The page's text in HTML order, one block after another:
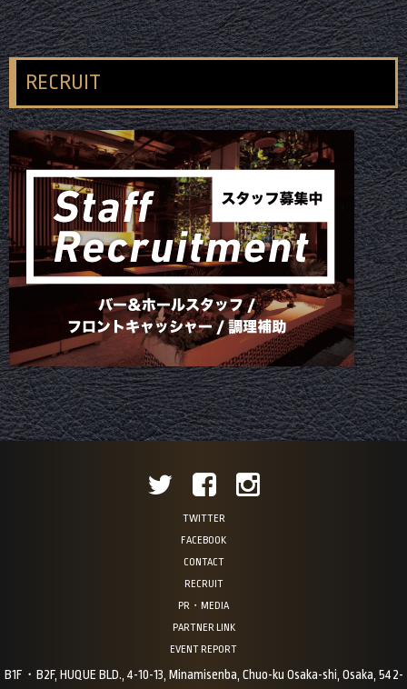
RECRUIT
TWITTER
FACEBOOK
CONTACT
RECRUIT
PR・MEDIA
PARTNER LINK
EVENT REPORT
B1F・B2F, HUQUE BLD., 4-10-13, Minamisenba, Chuo-ku Osaka-shi, Osaka, 542-